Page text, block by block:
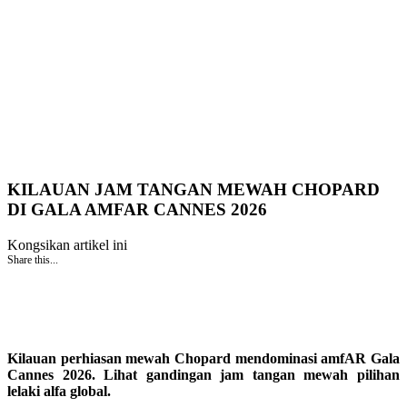
KILAUAN JAM TANGAN MEWAH CHOPARD
DI GALA AMFAR CANNES 2026
Kongsikan artikel ini
Share this...
Kilauan perhiasan mewah Chopard mendominasi amfAR Gala
Cannes 2026. Lihat gandingan jam tangan mewah pilihan
lelaki alfa global.